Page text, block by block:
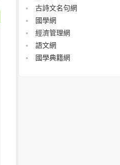
古詩文名句網
國學網
經濟管理網
語文網
國學典籍網